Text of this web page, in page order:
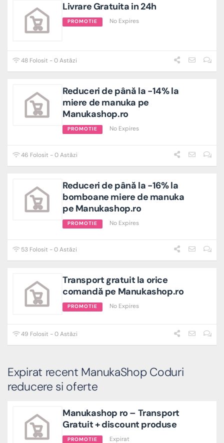
Livrare Gratuita in 24h
PROMOTIE No Expires
48 Folosit - 0 Astăzi
Reduceri de până la -14% la
miere de manuka pe
Manukashop.ro
PROMOTIE No Expires
46 Folosit - 0 Astăzi
Reduceri de până la -16% la
bomboane miere de manuka
pe Manukashop.ro
PROMOTIE No Expires
53 Folosit - 0 Astăzi
Transport gratuit la orice
comandă pe Manukashop.ro
PROMOTIE No Expires
49 Folosit - 0 Astăzi
Expirat recent ManukaShop Coduri
reducere si oferte
Manukashop ro – Transport
Gratuit + discount produse
PROMOTIE Expirat